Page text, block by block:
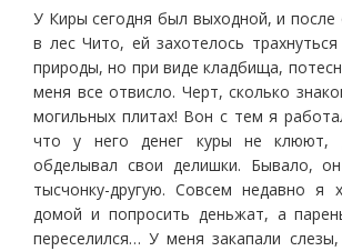
У Киры сегодня был выходной, и
в лес Чито, ей захотелось
природы, но при виде кладбища,
меня все отвисло. Черт, сколько
могильных плитах! Вон с тем я
что у него денег куры не
обделывал свои делишки. Бывало,
тысчонку-другую. Совсем недавно я
домой и попросить деньжат, а
переселился… У меня закапали